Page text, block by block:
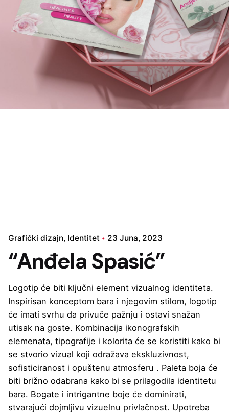
Grafički dizajn Identitet 23 Juna, 2023
“Anđela Spasić”
Logotip će biti ključni element vizualnog identiteta.
Inspirisan konceptom bara i njegovim stilom, logotip
će imati svrhu da privuče pažnju i ostavi snažan
utisak na goste. Kombinacija ikonografskih
elemenata, tipografije i kolorita će se koristiti kako bi
se stvorio vizual koji odražava ekskluzivnost,
sofisticiranost i opuštenu atmosferu . Paleta boja će
biti brižno odabrana kako bi se prilagodila identitetu
bara. Bogate i intrigantne boje će dominirati,
stvarajući dojmljivu vizuelnu privlačnost. Upotreba